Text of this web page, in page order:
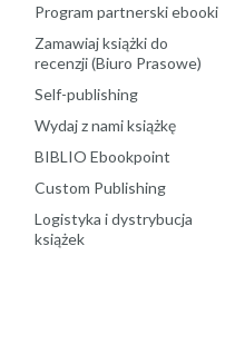
Program partnerski ebooki
Zamawiaj książki do
recenzji (Biuro Prasowe)
Self-publishing
Wydaj z nami książkę
BIBLIO Ebookpoint
Custom Publishing
Logistyka i dystrybucja
książek